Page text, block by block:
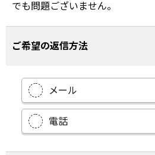
でも問題ございません。
ご希望の返信方法
メール
電話